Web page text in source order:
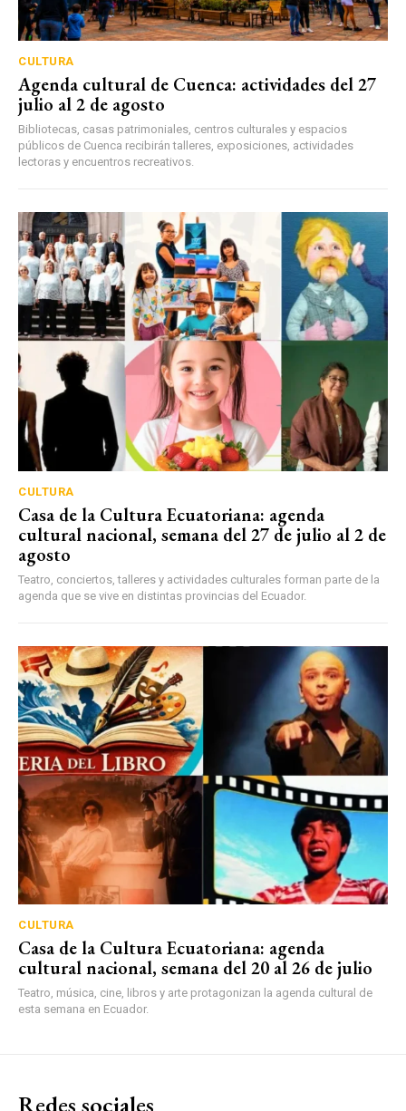
CULTURA
Agenda cultural de Cuenca: actividades del 27
julio al 2 de agosto
Bibliotecas, casas patrimoniales, centros culturales y espacios
públicos de Cuenca recibirán talleres, exposiciones, actividades
lectoras y encuentros recreativos.
CULTURA
Casa de la Cultura Ecuatoriana: agenda
cultural nacional, semana del 27 de julio al 2 de
agosto
Teatro, conciertos, talleres y actividades culturales forman parte de la
agenda que se vive en distintas provincias del Ecuador.
CULTURA
Casa de la Cultura Ecuatoriana: agenda
cultural nacional, semana del 20 al 26 de julio
Teatro, música, cine, libros y arte protagonizan la agenda cultural de
esta semana en Ecuador.
Redes sociales